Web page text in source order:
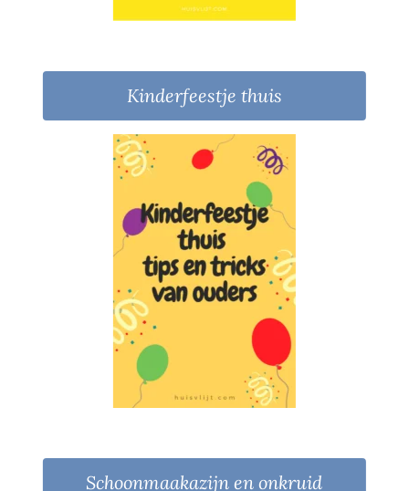
Kinderfeestje thuis
Schoonmaakazijn en onkruid